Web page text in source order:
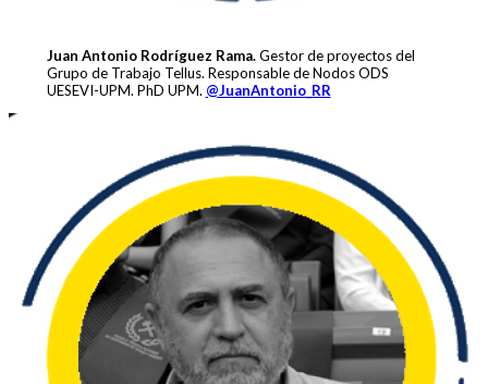
Juan Antonio Rodríguez Rama.Gestor de proyectos del
Grupo de Trabajo Tellus. Responsable de Nodos ODS
UESEVI-UPM. PhD UPM. @JuanAntonio_RR